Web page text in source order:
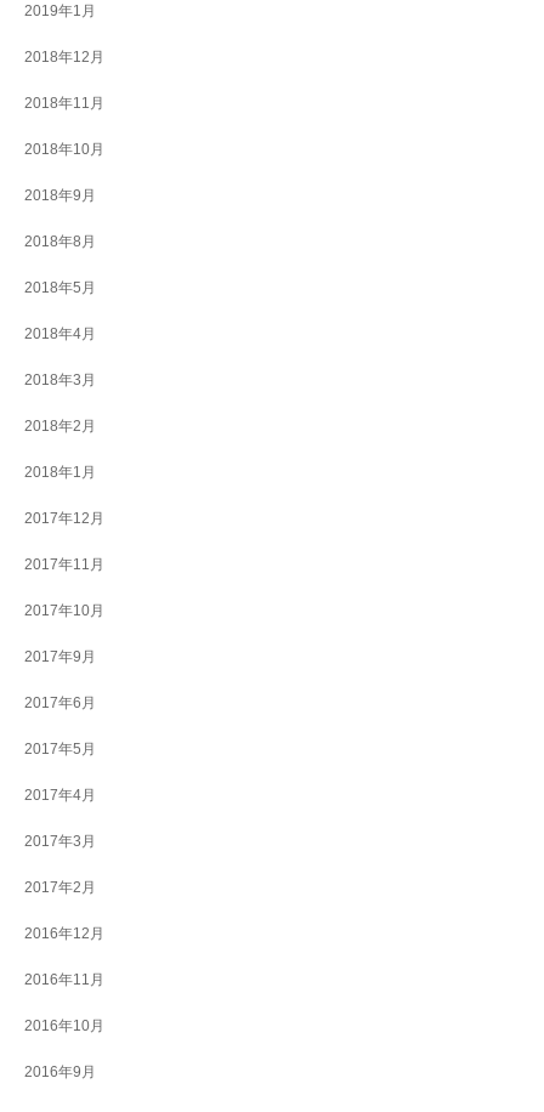
2019年1月
2018年12月
2018年11月
2018年10月
2018年9月
2018年8月
2018年5月
2018年4月
2018年3月
2018年2月
2018年1月
2017年12月
2017年11月
2017年10月
2017年9月
2017年6月
2017年5月
2017年4月
2017年3月
2017年2月
2016年12月
2016年11月
2016年10月
2016年9月